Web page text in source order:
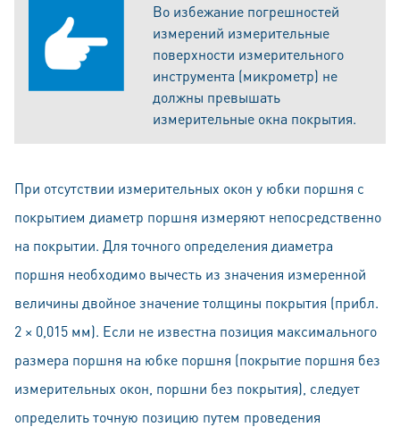
Во избежание погрешностей
измерений измерительные
поверхности измерительного
инструмента (микрометр) не
должны превышать
измерительные окна покрытия.
При отсутствии измерительных окон у юбки поршня с
покрытием диаметр поршня измеряют непосредственно
на покрытии. Для точного определения диаметра
поршня необходимо вычесть из значения измеренной
величины двойное значение толщины покрытия (прибл.
2 × 0,015 мм). Если не известна позиция максимального
размера поршня на юбке поршня (покрытие поршня без
измерительных окон, поршни без покрытия), следует
определить точную позицию путем проведения